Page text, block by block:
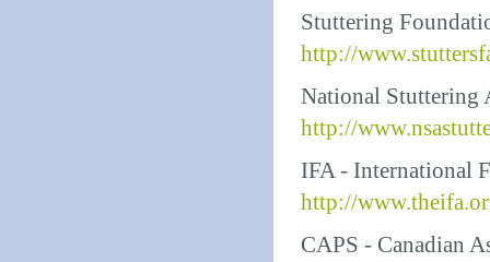
Stuttering
http://
National Stuttering
http://
IFA - International
http://
CAPS - Canadian